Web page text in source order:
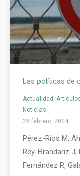
Actualidad ,
Noticias
28 febrero, 2024
Pérez-Ríos M,
Rey-Brandariz
Fernández R,